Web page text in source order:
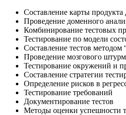
Составление карты продукта
Проведение доменного
Комбинирование тестовых
Тестирование по модели
Составление тестов
Проведение мозгового
Тестирование окружений и
Составление стратегии
Определение рисков в
Тестирование требований
Документирование тестов
Методы оценки успешности